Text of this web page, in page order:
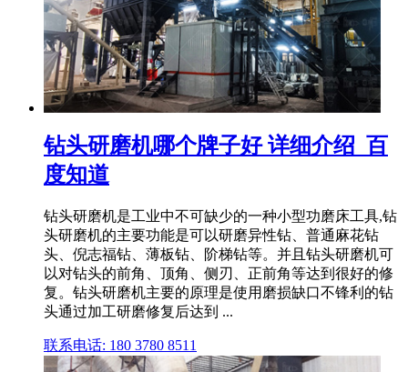
钻头研磨机哪个牌子好 详细介绍_百
度知道
钻头研磨机是工业中不可缺少的一种小型功磨床工具,钻
头研磨机的主要功能是可以研磨异性钻、普通麻花钻
头、倪志福钻、薄板钻、阶梯钻等。并且钻头研磨机可
以对钻头的前角、顶角、侧刃、正前角等达到很好的修
复。钻头研磨机主要的原理是使用磨损缺口不锋利的钻
头通过加工研磨修复后达到 ...
联系电话: 180 3780 8511